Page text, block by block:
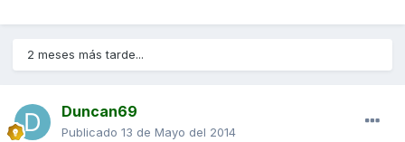
2 meses más tarde...
Duncan69
Publicado 13 de Mayo del 2014